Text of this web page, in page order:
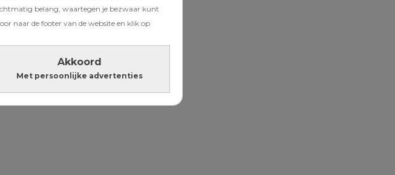
belang, waartegen je bezwaar kunt
naar de footer van de website en klik op
Akkoord
Met persoonlijke advertenties